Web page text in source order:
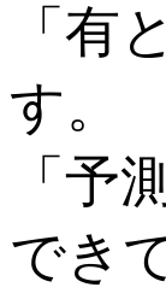
「有
す。
「予
でき